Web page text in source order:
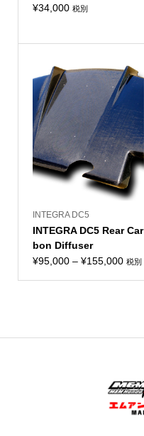
¥34,000 税別
INTEGRA DC5
INTEGRA DC5 Rear Car
bon Diffuser
¥95,000 – ¥155,000価税別